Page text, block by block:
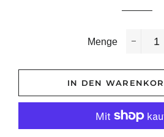
Menge
IN DEN